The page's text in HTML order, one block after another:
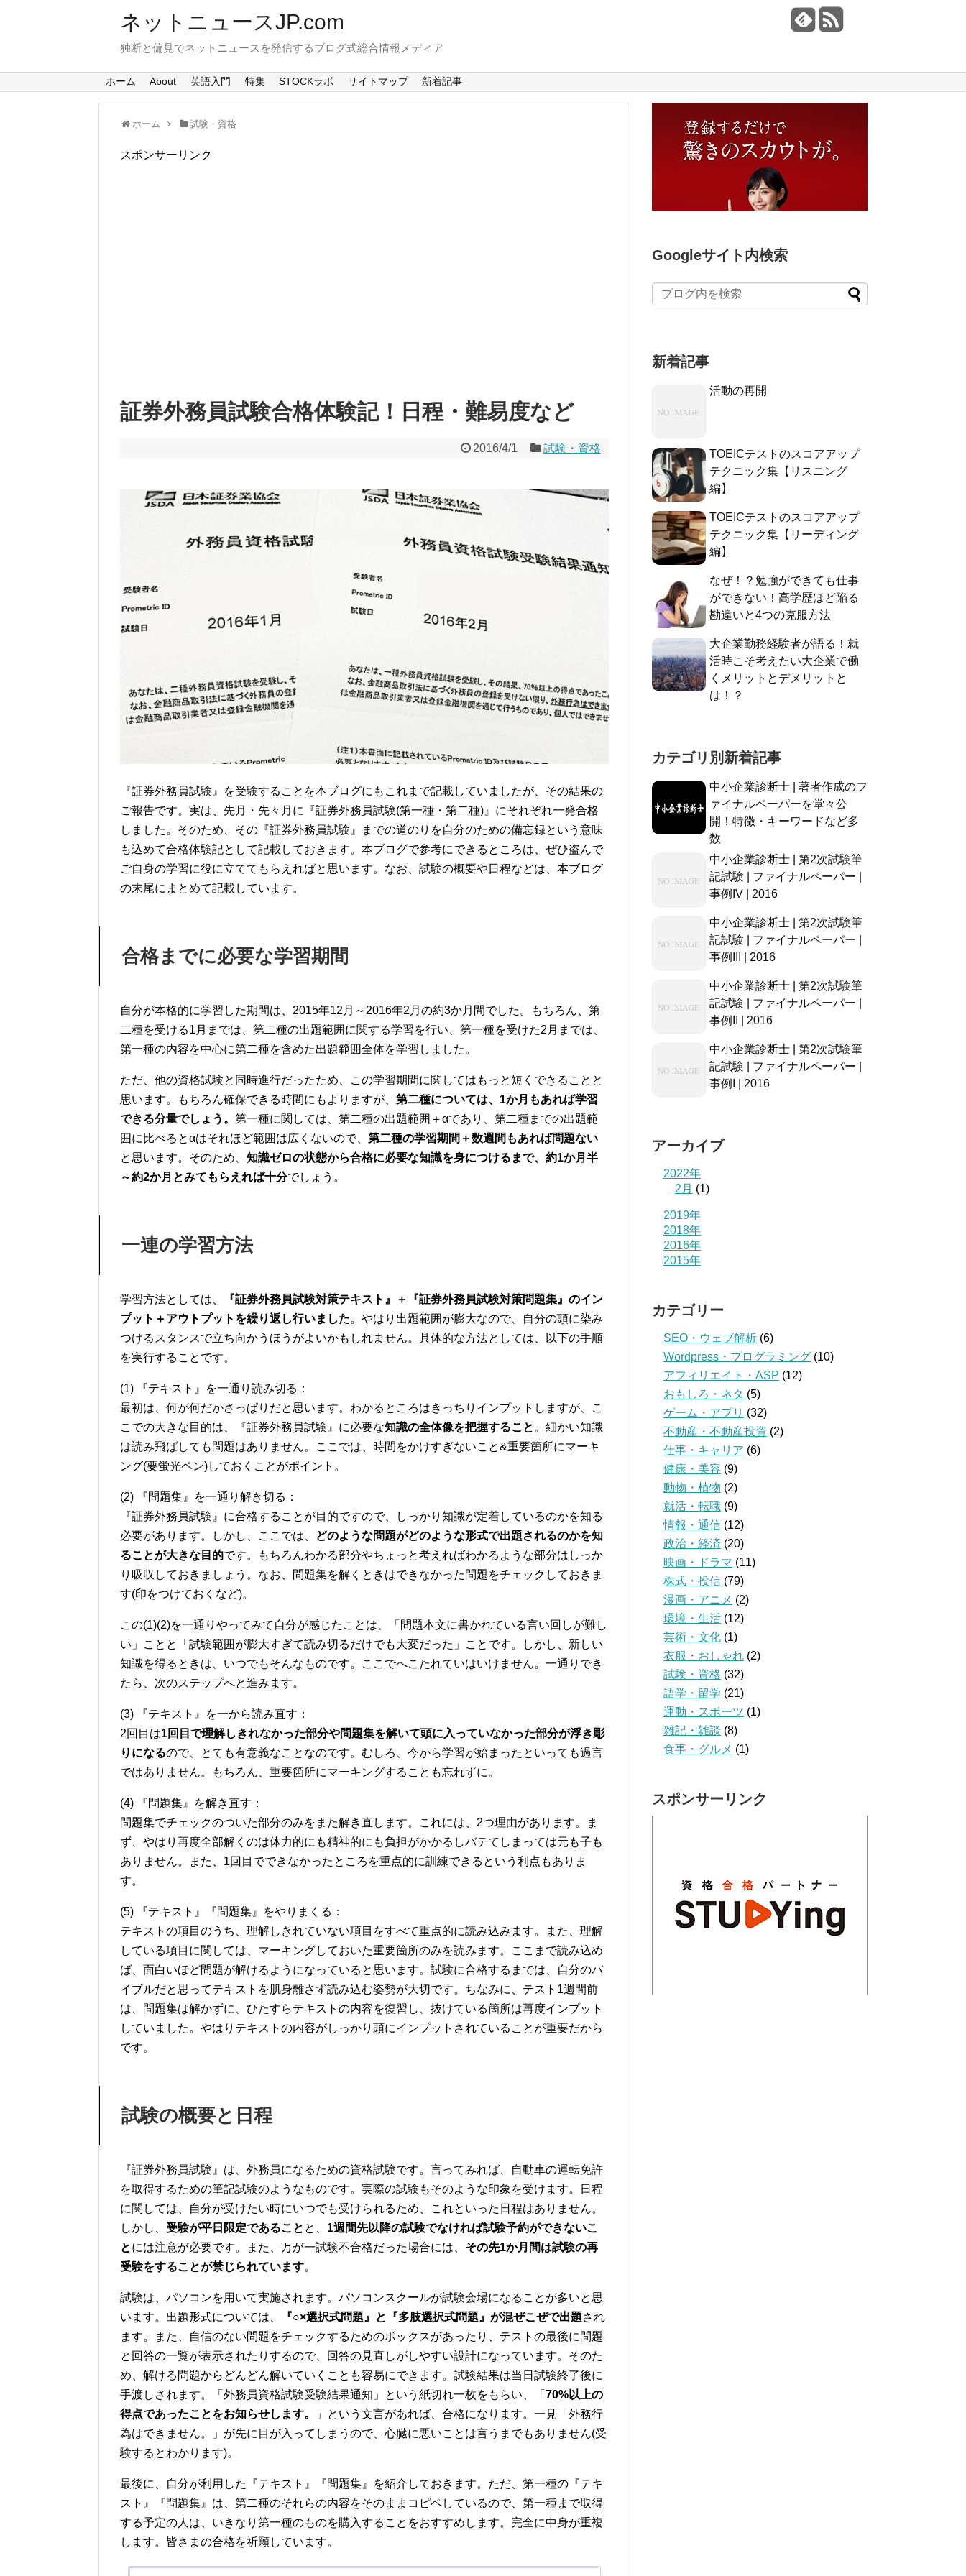
ネットニュースJP.com
独断と偏見でネットニュースを発信するブログ式総合情報メディア
ホーム About 英語入門 特集 STOCKラボ サイトマップ 新着記事
ホーム 試験・資格
スポンサーリンク
証券外務員試験合格体験記！日程・難易度など
2016/4/1 試験・資格
『証券外務員試験』を受験することを本ブログにもこれまで記載していましたが、その結果の
ご報告です。実は、先月・先々月に『証券外務員試験(第一種・第二種)』にそれぞれ一発合格
しました。そのため、その『証券外務員試験』までの道のりを自分のための備忘録という意味
も込めて合格体験記として記載しておきます。本ブログで参考にできるところは、ぜひ盗んで
ご自身の学習に役に立ててもらえればと思います。なお、試験の概要や日程などは、本ブログ
の末尾にまとめて記載しています。
合格までに必要な学習期間
自分が本格的に学習した期間は、2015年12月～2016年2月の約3か月間でした。もちろん、第
二種を受ける1月までは、第二種の出題範囲に関する学習を行い、第一種を受けた2月までは、
第一種の内容を中心に第二種を含めた出題範囲全体を学習しました。
ただ、他の資格試験と同時進行だったため、この学習期間に関してはもっと短くできることと
思います。もちろん確保できる時間にもよりますが、 第二種については、1か月もあれば学習
できる分量でしょう。 第一種に関しては、第二種の出題範囲＋αであり、第二種までの出題範
囲に比べるとαはそれほど範囲は広くないので、 第二種の学習期間＋数週間もあれば問題ない
と思います。そのため、 知識ゼロの状態から合格に必要な知識を身につけるまで、約1か月半
～約2か月とみてもらえれば十分でしょう。
一連の学習方法
学習方法としては、
『証券外務員試験対策テキスト』＋『証券外務員試験対策問題集』のイン
プット＋アウトプットを繰り返し行いました。やはり出題範囲が膨大なので、自分の頭に染み
つけるスタンスで立ち向かうほうがよいかもしれません。具体的な方法としては、以下の手順
を実行することです。
(1) 『テキスト』を一通り読み切る：
最初は、何が何だかさっぱりだと思います。わかるところはきっちりインプットしますが、こ
こでの大きな目的は、『証券外務員試験』に必要な知識の全体像を把握すること 。細かい知識
は読み飛ばしても問題はありません。ここでは、時間をかけすぎないこと&重要箇所にマーキ
ング(要蛍光ペン)しておくことがポイント。
(2) 『問題集』を一通り解き切る：
『証券外務員試験』に合格することが目的ですので、しっかり知識が定着しているのかを知る
必要があります。しかし、ここでは、
どのような問題がどのような形式で出題されるのかを知
ることが大きな目的です。もちろんわかる部分やちょっと考えればわかるような部分はしっか
り吸収しておきましょう。なお、問題集を解くときはできなかった問題をチェックしておきま
す(印をつけておくなど)。
この(1)(2)を一通りやってみて自分が感じたことは、「問題本文に書かれている言い回しが難し
い」ことと「試験範囲が膨大すぎて読み切るだけでも大変だった」ことです。しかし、新しい
知識を得るときは、いつでもそんなものです。ここでへこたれていはいけません。一通りでき
たら、次のステップへと進みます。
(3) 『テキスト』を一から読み直す：
2回目は1回目で理解しきれなかった部分や問題集を解いて頭に入っていなかった部分が浮き彫
りになるので、とても有意義なことなのです。むしろ、今から学習が始まったといっても過言
ではありません。もちろん、重要箇所にマーキングすることも忘れずに。
(4) 『問題集』を解き直す：
問題集でチェックのついた部分のみをまた解き直します。これには、2つ理由があります。ま
ず、やはり再度全部解くのは体力的にも精神的にも負担がかかるしバテてしまっては元も子も
ありません。また、1回目でできなかったところを重点的に訓練できるという利点もありま
す。
(5) 『テキスト』『問題集』をやりまくる：
テキストの項目のうち、理解しきれていない項目をすべて重点的に読み込みます。また、理解
している項目に関しては、マーキングしておいた重要箇所のみを読みます。ここまで読み込め
ば、面白いほど問題が解けるようになっていると思います。試験に合格するまでは、自分のバ
イブルだと思ってテキストを肌身離さず読み込む姿勢が大切です。ちなみに、テスト1週間前
は、問題集は解かずに、ひたすらテキストの内容を復習し、抜けている箇所は再度インプット
していました。やはりテキストの内容がしっかり頭にインプットされていることが重要だから
です。
試験の概要と日程
『証券外務員試験』は、外務員になるための資格試験です。言ってみれば、自動車の運転免許
を取得するための筆記試験のようなものです。実際の試験もそのような印象を受けます。日程
に関しては、自分が受けたい時にいつでも受けられるため、これといった日程はありません。
しかし、 受験が平日限定であること と、 1週間先以降の試験でなければ試験予約ができないこ
とには注意が必要です。また、万が一試験不合格だった場合には、 その先1か月間は試験の再
受験をすることが禁じられています。
試験は、パソコンを用いて実施されます。パソコンスクールが試験会場になることが多いと思
います。出題形式については、
『○×選択式問題』と『多肢選択式問題』が混ぜこぜで出題され
ます。また、自信のない問題をチェックするためのボックスがあったり、テストの最後に問題
と回答の一覧が表示されたりするので、回答の見直しがしやすい設計になっています。そのた
め、解ける問題からどんどん解いていくことも容易にできます。試験結果は当日試験終了後に
手渡しされます。「外務員資格試験受験結果通知」という紙切れ一枚をもらい、「 70%以上の
得点であったことをお知らせします。
」という文言があれば、合格になります。一見「外務行
為はできません。」が先に目が入ってしまうので、心臓に悪いことは言うまでもありません(受
験するとわかります)。
最後に、自分が利用した『テキスト』『問題集』を紹介しておきます。ただ、第一種の『テキ
スト』『問題集』は、第二種のそれらの内容をそのままコピペしているので、第一種まで取得
する予定の人は、いきなり第一種のものを購入することをおすすめします。完全に中身が重複
します。皆さまの合格を祈願しています。
Googleサイト内検索
新着記事
活動の再開
TOEICテストのスコアアップ
テクニック集【リスニング
編】
TOEICテストのスコアアップ
テクニック集【リーディング
編】
なぜ！？勉強ができても仕事
ができない！高学歴ほど陥る
勘違いと4つの克服方法
大企業勤務経験者が語る！就
活時こそ考えたい大企業で働
くメリットとデメリットと
は！？
カテゴリ別新着記事
中小企業診断士 | 著者作成のフ
ァイナルペーパーを堂々公
開！特徴・キーワードなど多
数
中小企業診断士 | 第2次試験筆
記試験 | ファイナルペーパー |
事例IV | 2016
中小企業診断士 | 第2次試験筆
記試験 | ファイナルペーパー |
事例III | 2016
中小企業診断士 | 第2次試験筆
記試験 | ファイナルペーパー |
事例II | 2016
中小企業診断士 | 第2次試験筆
記試験 | ファイナルペーパー |
事例I | 2016
アーカイブ
2022年
2月 (1)
2019年
2018年
2016年
2015年
カテゴリー
SEO・ウェブ解析 (6)
Wordpress・プログラミング (10)
アフィリエイト・ASP (12)
おもしろ・ネタ (5)
ゲーム・アプリ (32)
不動産・不動産投資 (2)
仕事・キャリア (6)
健康・美容 (9)
動物・植物 (2)
就活・転職 (9)
情報・通信 (12)
政治・経済 (20)
映画・ドラマ (11)
株式・投信 (79)
漫画・アニメ (2)
環境・生活 (12)
芸術・文化 (1)
衣服・おしゃれ (2)
試験・資格 (32)
語学・留学 (21)
運動・スポーツ (1)
雑記・雑談 (8)
食事・グルメ (1)
スポンサーリンク